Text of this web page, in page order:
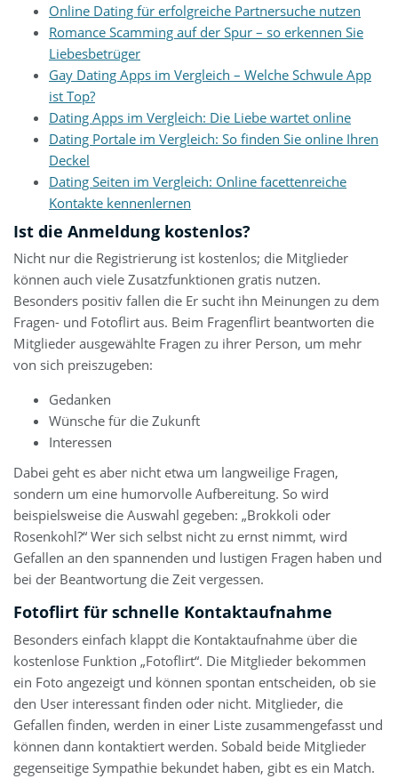
Online Dating für erfolgreiche Partnersuche nutzen
Romance Scamming auf der Spur – so erkennen Sie
Liebesbetrüger
Gay Dating Apps im Vergleich – Welche Schwule App
ist Top?
Dating Apps im Vergleich: Die Liebe wartet online
Dating Portale im Vergleich: So finden Sie online Ihren
Deckel
Dating Seiten im Vergleich: Online facettenreiche
Kontakte kennenlernen
Ist die Anmeldung kostenlos?
Nicht nur die Registrierung ist kostenlos; die Mitglieder
können auch viele Zusatzfunktionen gratis nutzen.
Besonders positiv fallen die Er sucht ihn Meinungen zu dem
Fragen- und Fotoflirt aus. Beim Fragenflirt beantworten die
Mitglieder ausgewählte Fragen zu ihrer Person, um mehr
von sich preiszugeben:
Gedanken
Wünsche für die Zukunft
Interessen
Dabei geht es aber nicht etwa um langweilige Fragen,
sondern um eine humorvolle Aufbereitung. So wird
beispielsweise die Auswahl gegeben: „Brokkoli oder
Rosenkohl?“ Wer sich selbst nicht zu ernst nimmt, wird
Gefallen an den spannenden und lustigen Fragen haben und
bei der Beantwortung die Zeit vergessen.
Fotoflirt für schnelle Kontaktaufnahme
Besonders einfach klappt die Kontaktaufnahme über die
kostenlose Funktion „Fotoflirt“. Die Mitglieder bekommen
ein Foto angezeigt und können spontan entscheiden, ob sie
den User interessant finden oder nicht. Mitglieder, die
Gefallen finden, werden in einer Liste zusammengefasst und
können dann kontaktiert werden. Sobald beide Mitglieder
gegenseitige Sympathie bekundet haben, gibt es ein Match.